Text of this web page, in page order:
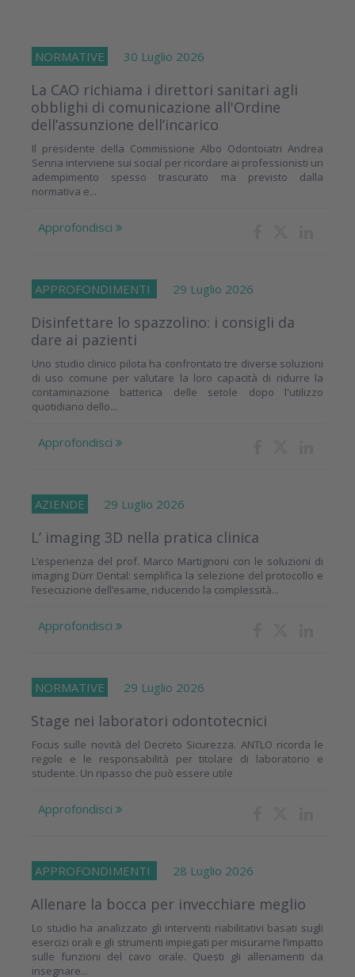
NORMATIVE 30 Luglio 2026
La CAO richiama i direttori sanitari agli
obblighi di comunicazione all'Ordine
dell’assunzione dell’incarico
Il presidente della Commissione Albo Odontoiatri Andrea
Senna interviene sui social per ricordare ai professionisti un
adempimento spesso trascurato ma previsto dalla
normativa e...
Approfondisci
APPROFONDIMENTI 29 Luglio 2026
Disinfettare lo spazzolino: i consigli da
dare ai pazienti
Uno studio clinico pilota ha confrontato tre diverse soluzioni
di uso comune per valutare la loro capacità di ridurre la
contaminazione batterica delle setole dopo l'utilizzo
quotidiano dello...
Approfondisci
AZIENDE 29 Luglio 2026
L’ imaging 3D nella pratica clinica
L’esperienza del prof. Marco Martignoni con le soluzioni di
imaging Dürr Dental: semplifica la selezione del protocollo e
l’esecuzione dell’esame, riducendo la complessità...
Approfondisci
NORMATIVE 29 Luglio 2026
Stage nei laboratori odontotecnici
Focus sulle novità del Decreto Sicurezza. ANTLO ricorda le
regole e le responsabilità per titolare di laboratorio e
studente. Un ripasso che può essere utile
Approfondisci
APPROFONDIMENTI 28 Luglio 2026
Allenare la bocca per invecchiare meglio
Lo studio ha analizzato gli interventi riabilitativi basati sugli
esercizi orali e gli strumenti impiegati per misurarne l’impatto
sulle funzioni del cavo orale. Questi gli allenamenti da
insegnare...